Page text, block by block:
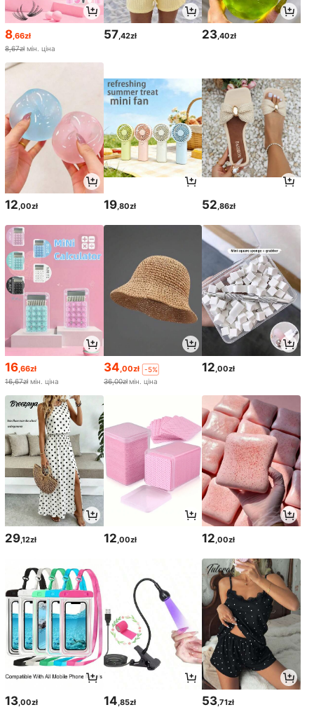
8 ,66zł
8,67zł мін. ціна
57 ,42zł 23 ,40zł
12,00zł 19,80zł 52,86zł
16,66zł
16,67zł мін. ціна
34,00zł
-5%
36,00złмін. ціна
12,00zł
29,12zł 12 ,00zł 12 ,00zł
13 ,00zł 14 ,85zł 53 ,71zł